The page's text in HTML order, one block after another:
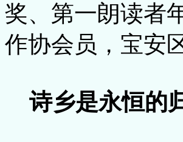
奖、第一朗读者
作协会员，宝安
诗乡是永恒的